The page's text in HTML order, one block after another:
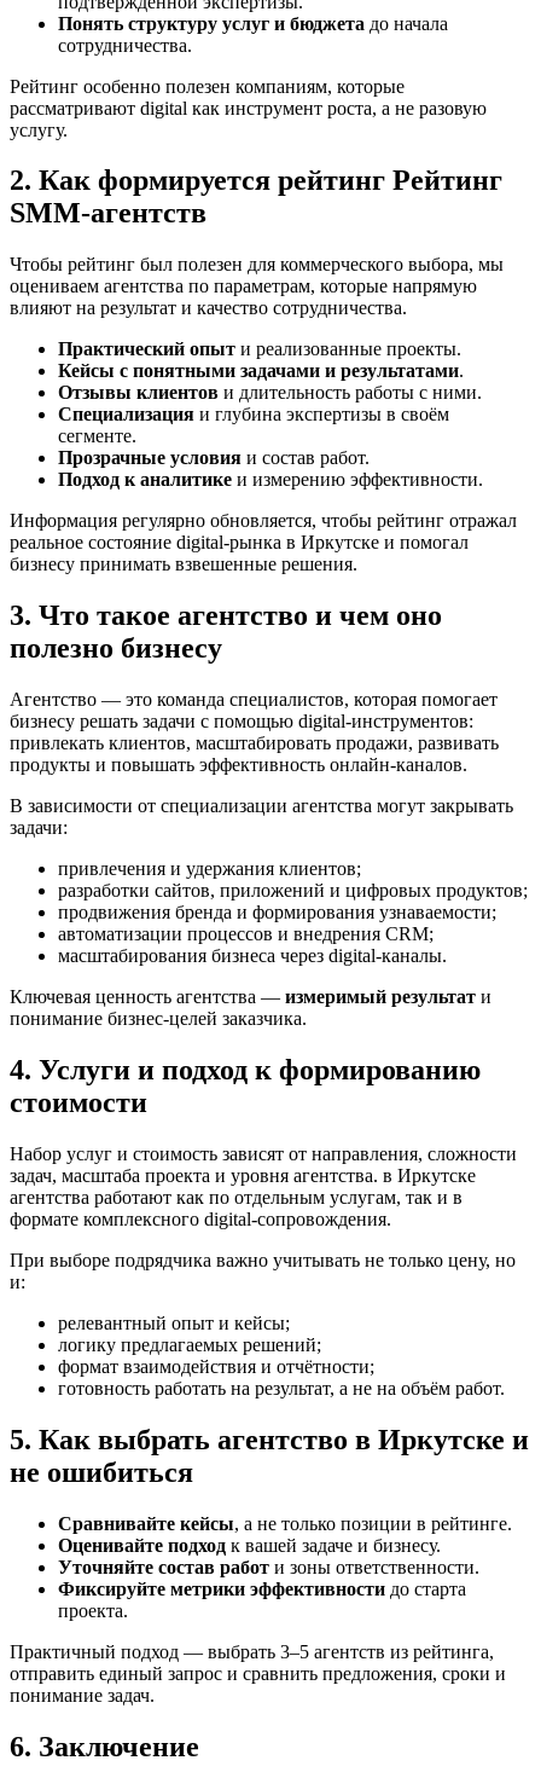
Понять структуру услуг и бюджета до начала
сотрудничества.
Рейтинг особенно полезен компаниям, которые
рассматривают digital как инструмент роста, а не разовую
услугу.
2. Как формируется рейтинг Рейтинг
SMM‑агентств
Чтобы рейтинг был полезен для коммерческого выбора, мы
оцениваем агентства по параметрам, которые напрямую
влияют на результат и качество сотрудничества.
Практический опыт и реализованные проекты.
Кейсы с понятными задачами и результатами.
Отзывы клиентов и длительность работы с ними.
Специализация и глубина экспертизы в своём
сегменте.
Прозрачные условия и состав работ.
Подход к аналитике и измерению эффективности.
Информация регулярно обновляется, чтобы рейтинг отражал
реальное состояние digital-рынка в Иркутске и помогал
бизнесу принимать взвешенные решения.
3. Что такое агентство и чем оно
полезно бизнесу
Агентство — это команда специалистов, которая помогает
бизнесу решать задачи с помощью digital-инструментов:
привлекать клиентов, масштабировать продажи, развивать
продукты и повышать эффективность онлайн-каналов.
В зависимости от специализации агентства могут закрывать
задачи:
привлечения и удержания клиентов;
разработки сайтов, приложений и цифровых продуктов;
продвижения бренда и формирования узнаваемости;
автоматизации процессов и внедрения CRM;
масштабирования бизнеса через digital-каналы.
Ключевая ценность агентства — измеримый результат и
понимание бизнес-целей заказчика.
4. Услуги и подход к формированию
стоимости
Набор услуг и стоимость зависят от направления, сложности
задач, масштаба проекта и уровня агентства. в Иркутске
агентства работают как по отдельным услугам, так и в
формате комплексного digital-сопровождения.
При выборе подрядчика важно учитывать не только цену, но
и:
релевантный опыт и кейсы;
логику предлагаемых решений;
формат взаимодействия и отчётности;
готовность работать на результат, а не на объём работ.
5. Как выбрать агентство в Иркутске и
не ошибиться
Сравнивайте кейсы, а не только позиции в рейтинге.
Оценивайте подход к вашей задаче и бизнесу.
Уточняйте состав работ и зоны ответственности.
Фиксируйте метрики эффективности до старта
проекта.
Практичный подход — выбрать 3–5 агентств из рейтинга,
отправить единый запрос и сравнить предложения, сроки и
понимание задач.
6. Заключение